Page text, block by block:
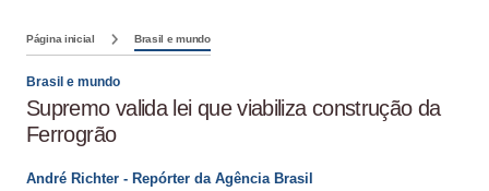
Página inicial Brasil e mundo
Brasil e mundo
Supremo valida lei que viabiliza construção da
Ferrogrão
André Richter - Repórter da Agência Brasil